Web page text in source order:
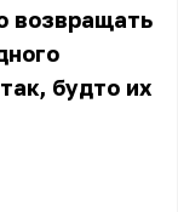
возвращать
будто их